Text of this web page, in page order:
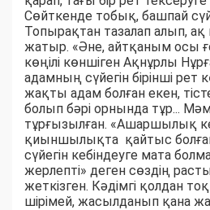
Сөйткенде тобық, баш­пай
Топырақтан тазалап алып, ақ
жатыр. «Әне, айтқаным осы
көңілі көншіген Ақнұрлы
адамның сүйегін бірінші рет
жақты адам болған екен,
болып бәрі орнында тұр...
тұрғызылған. «Ашаршылық
қиыншылықта қайтыс
сүйегін кебіндеуге мата
жерлепті» деген сөздің
жеткізген. Кәдімгі қолдан
шірімей, жасылданып қана